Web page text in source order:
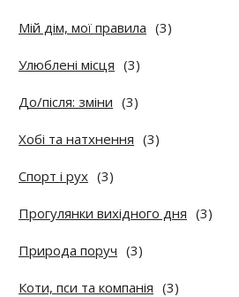
Мій дім, мої правила (3)
Улюблені місця (3)
До/після: зміни (3)
Хобі та натхнення (3)
Спорт і рух (3)
Прогулянки вихідного дня (3)
Природа поруч (3)
Коти, пси та компанія (3)